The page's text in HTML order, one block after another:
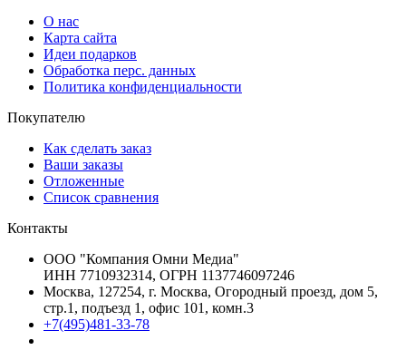
О нас
Карта сайта
Идеи подарков
Обработка перс. данных
Политика конфиденциальности
Покупателю
Как сделать заказ
Ваши заказы
Отложенные
Список сравнения
Контакты
ООО "Компания Омни Медиа"
ИНН 7710932314, ОГРН 1137746097246
Москва, 127254, г. Москва, Огородный проезд, дом 5,
стр.1, подъезд 1, офис 101, комн.3
+7(495)481-33-78